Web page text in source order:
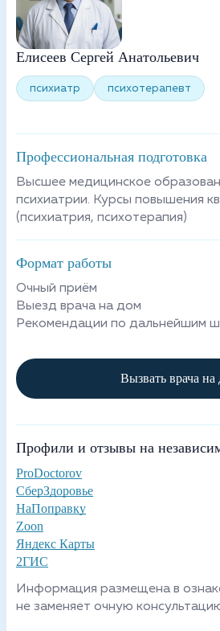
Елисеев Сергей Анатольевич
психиатр психотерапевт
Профессиональная подготовка
Высшее медицинское
психиатрии. Курсы повышения
(психиатрия, психотерапия)
Формат работы
Очный приём
Выезд врача на дом
Рекомендации по дальнейшим
Вызвать врача на
Профили и отзывы на
ProDoctorov
СберЗдоровье
НаПоправку
Zoon
Яндекс Карты
2ГИС
Информация размещена в
не заменяет очную